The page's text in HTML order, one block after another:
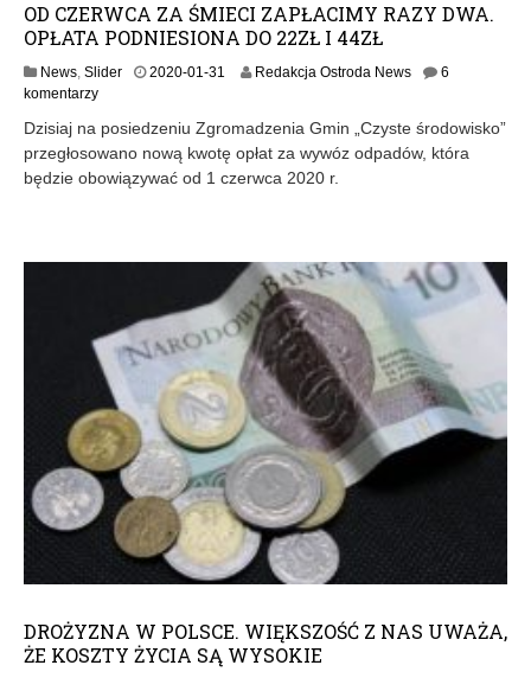
OD CZERWCA ZA ŚMIECI ZAPŁACIMY RAZY DWA.
OPŁATA PODNIESIONA DO 22ZŁ I 44ZŁ
News, Slider 2020-01-31
0
-
0
1
Redakcja Ostroda News
6
komentarzy
Dzisiaj na posiedzeniu Zgromadzenia Gmin „Czyste środowisko”
przegłosowano nową kwotę opłat za wywóz odpadów, która
będzie obowiązywać od 1 czerwca 2020 r.
DROŻYZNA W POLSCE. WIĘKSZOŚĆ Z NAS UWAŻA,
ŻE KOSZTY ŻYCIA SĄ WYSOKIE